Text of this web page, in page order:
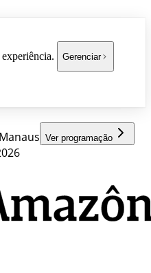
Gerenciar
Manaus Ver programação